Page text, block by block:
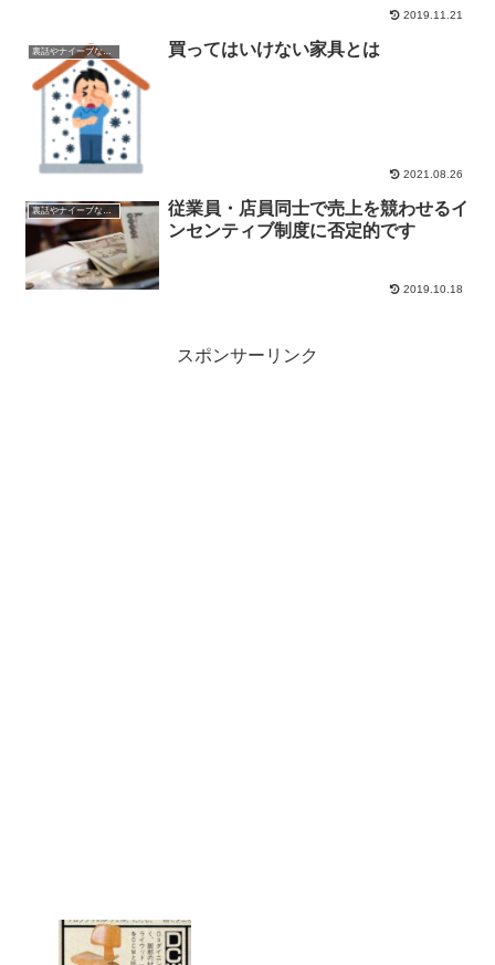
2019.11.21
裏話やナイーブな話題 買ってはいけない家具とは
2021.08.26
裏話やナイーブな話題
従業員・店員同士で売上を競わせるイ
ンセンティブ制度に否定的です
2019.10.18
スポンサーリンク